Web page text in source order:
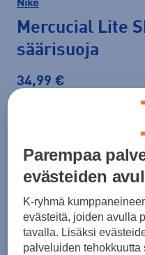
Nike
Mercucial Lite
säärisuoja
34,99 €
Parempaa
evästeiden
K-ryhmä
evästeitä, joiden avulla
tavalla. Lisäksi
palveluiden tehokkuutta